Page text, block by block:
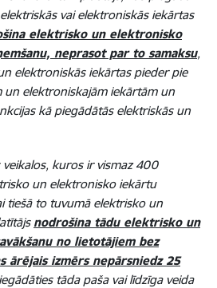
vai elektroniskās iekārtas
elektrisko un elektronisko
neprasot par to samaksu,
elektroniskās iekārtas pieder pie
un elektroniskajām iekārtām un
kā piegādātās elektriskās un
kuros ir vismaz 400
un elektronisko iekārtu
tiešā to tuvumā elektrisko un
nodrošina tādu elektrisko un
no lietotājiem bez
ārējais izmērs nepārsniedz 25
tāda paša vai līdzīga veida